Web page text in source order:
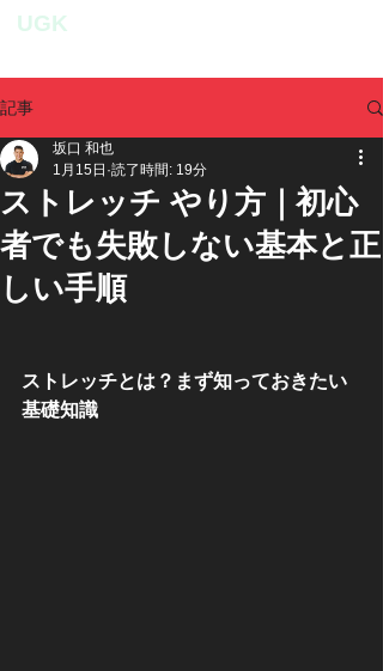
UGK
記事
ストレッチ やり方｜初心
者でも失敗しない基本と正
しい手順
坂口 和也
1月15日 読了時間: 19分
ストレッチとは？まず知っておきたい
基礎知識